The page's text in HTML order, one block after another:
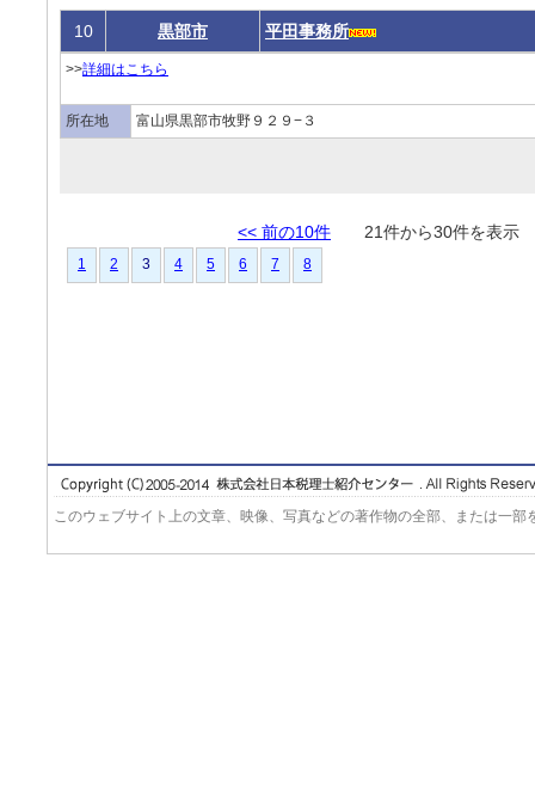
10 黒部市 平田事務所
>>詳細はこちら
所在地 富山県黒部市牧野９２９−３
<< 前の10件 21件から30件を表
1 2 3 4 5 6 7 8
このウェブサイト上の文章、映像、写真などの著作物の全部、または一